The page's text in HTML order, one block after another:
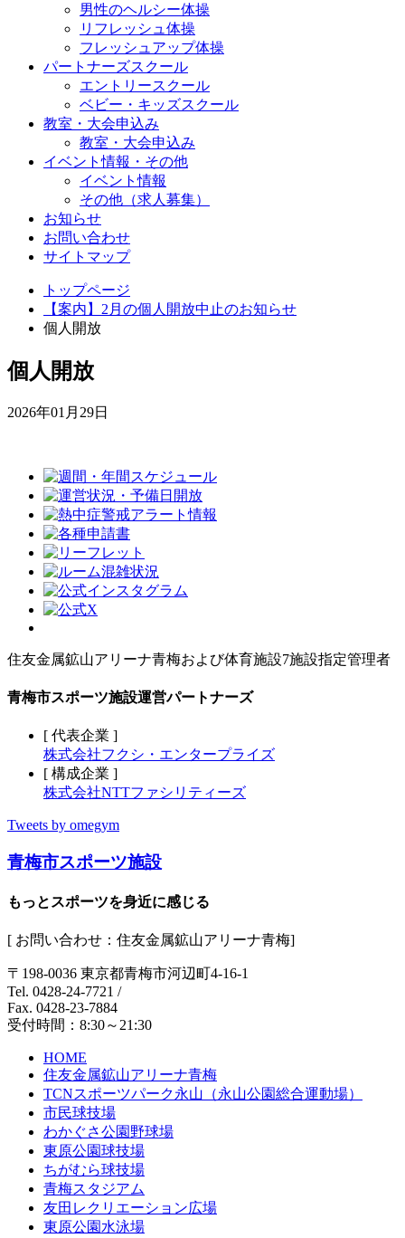
男性のヘルシー体操
リフレッシュ体操
フレッシュアップ体操
パートナーズスクール
エントリースクール
ベビー・キッズスクール
教室・大会申込み
教室・大会申込み
イベント情報・その他
イベント情報
その他（求人募集）
お知らせ
お問い合わせ
サイトマップ
トップページ
【案内】2月の個人開放中止のお知らせ
個人開放
個人開放
2026年01月29日
住友金属鉱山アリーナ青梅および体育施設7施設指定管理者
青梅市スポーツ施設運営パートナーズ
[ 代表企業 ]
株式会社フクシ・エンタープライズ
[ 構成企業 ]
株式会社NTTファシリティーズ
Tweets by omegym
青梅市スポーツ施設
もっとスポーツを身近に感じる
[ お問い合わせ：住友金属鉱山アリーナ青梅]
〒198-0036 東京都青梅市河辺町4-16-1
Tel. 0428-24-7721 /
Fax. 0428-23-7884
受付時間：8:30～21:30
HOME
住友金属鉱山アリーナ青梅
TCNスポーツパーク永山（永山公園総合運動場）
市民球技場
わかぐさ公園野球場
東原公園球技場
ちがむら球技場
青梅スタジアム
友田レクリエーション広場
東原公園水泳場